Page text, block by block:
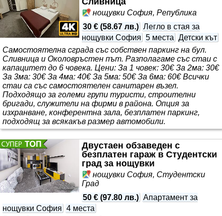
нощувки София, Република
30 € (58.67 лв.) Легло в стая за
нощувки София 5 места Детски кът
Самостоятелна сграда със собствен паркинг на бул.
Сливница и Околовръстен път. Разполагаме със стаи с
капацитет до 6 човека. Цени: За 1 човек: 30€ За 2ма: 30€
За 3ма: 30€ За 4ма: 40€ За 5ма: 50€ За 6ма: 60€ Всички
стаи са със самостоятелен санитарен възел.
Подходящо за големи групи туристи, строителни
бригади, служители на фирми в района. Опция за
изхранване, конферентна зала, безплатен паркинг,
подходящ за всякакъв размер автомобили.
Двустаен обзаведен с
безплатен гараж в Студентски
град за нощувки
нощувки София, Студентски
Град
50 € (97.80 лв.) Апартамент за
нощувки София 4 места